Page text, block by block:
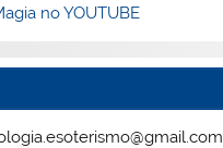
no YOUTUBE